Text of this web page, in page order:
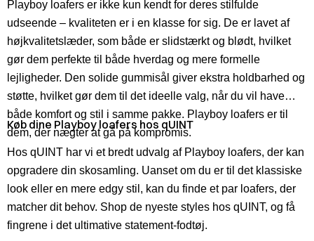
Playboy loafers er ikke kun kendt for deres stilfulde
udseende – kvaliteten er i en klasse for sig. De er lavet af
højkvalitetslæder, som både er slidstærkt og blødt, hvilket
gør dem perfekte til både hverdag og mere formelle
lejligheder. Den solide gummisål giver ekstra holdbarhed og
støtte, hvilket gør dem til det ideelle valg, når du vil have
både komfort og stil i samme pakke. Playboy loafers er til
dem, der nægter at gå på kompromis.
Køb dine Playboy loafers hos qUINT
Hos qUINT har vi et bredt udvalg af Playboy loafers, der kan
opgradere din skosamling. Uanset om du er til det klassiske
look eller en mere edgy stil, kan du finde et par loafers, der
matcher dit behov. Shop de nyeste styles hos qUINT, og få
fingrene i det ultimative statement-fodtøj.